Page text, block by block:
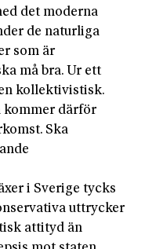
det moderna
de naturliga
som är
må bra. Ur ett
kollektivistisk.
kommer därför
Ska
i Sverige tycks
uttrycker
attityd än